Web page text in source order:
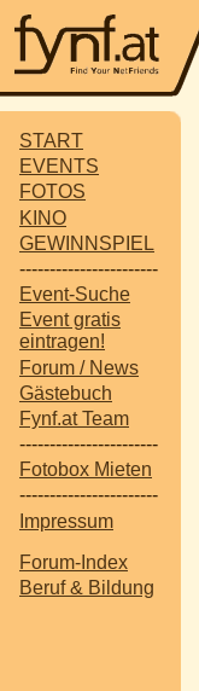
START
EVENTS
FOTOS
KINO
GEWINNSPIEL
-----------------------
Event-Suche
Event gratis
eintragen!
Forum / News
Gästebuch
Fynf.at Team
-----------------------
Fotobox Mieten
-----------------------
Impressum
Forum-Index
Beruf & Bildung